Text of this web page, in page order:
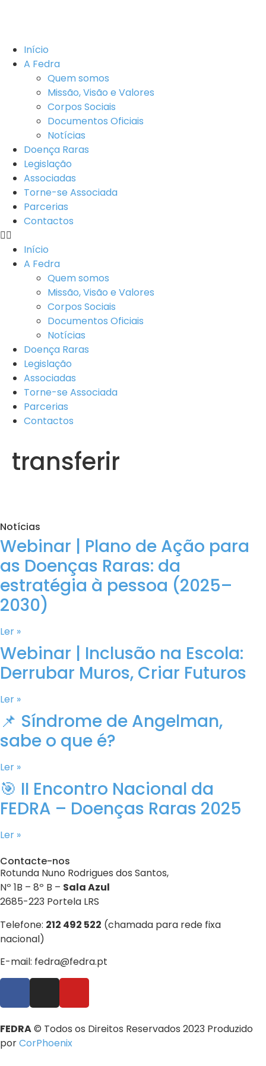
Início
A Fedra
Quem somos
Missão, Visão e Valores
Corpos Sociais
Documentos Oficiais
Notícias
Doença Raras
Legislação
Associadas
Torne-se Associada
Parcerias
Contactos
Início
A Fedra
Quem somos
Missão, Visão e Valores
Corpos Sociais
Documentos Oficiais
Notícias
Doença Raras
Legislação
Associadas
Torne-se Associada
Parcerias
Contactos
transferir
Notícias
Webinar | Plano de Ação para
as Doenças Raras: da
estratégia à pessoa (2025–
2030)
Ler »
Webinar | Inclusão na Escola:
Derrubar Muros, Criar Futuros
Ler »
📌 Síndrome de Angelman,
sabe o que é?
Ler »
🎯 II Encontro Nacional da
FEDRA – Doenças Raras 2025
Ler »
Contacte-nos
Rotunda Nuno Rodrigues dos Santos,
Nº 1B – 8º B – Sala Azul
2685-223 Portela LRS
Telefone: 212 492 522 (chamada para rede fixa
nacional)
E-mail: fedra@fedra.pt
FEDRA© Todos os Direitos Reservados 2023 Produzido
porCorPhoenix